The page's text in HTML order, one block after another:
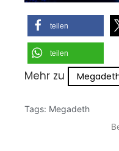
teilen
teilen
Mehr zu
Tags: Megadeth